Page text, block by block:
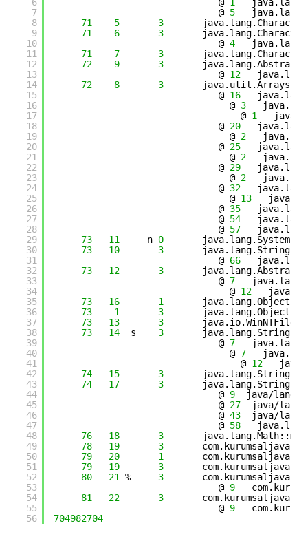
7
8
9
10
11
12
13
14
15
16
17
18
19
20
21
22
23
24
25
26
27
28
29
30
31
32
33
34
35
36
37
38
39
40
41
42
43
44
45
46
47
48
49
50
51
52
53
54
55
56
@ 5
71
5 3
71
6 3
@ 4
71
7 3
72
9 3
@ 12
72
8 3
@ 16
@ 3
@ 1
@ 20
@ 2
@ 25
@ 2
@ 29
@ 2
@ 32
@ 13
@ 35
@ 54
@ 57
73
11 n 0
73
10 3
@ 66
73
12 3
@ 7
@ 12
73
16 1
73
1 3
73
13 3
73
14 s 3
@ 7
@ 7
@ 12
74
15 3
74
17 3
@ 9
java/lang/
@ 27
java/lang/
@ 43
java/lang/
@ 58
76
18 3
78
19 3
79
20 1
79
19 3
80
21 % 3
@ 9
81
22 3
@ 9
704982704